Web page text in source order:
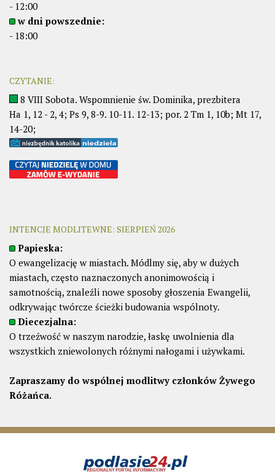
- 12:00
w dni powszednie:
- 18:00
CZYTANIE:
8 VIII Sobota. Wspomnienie św. Dominika, prezbitera
Ha 1, 12 - 2, 4; Ps 9, 8-9. 10-11. 12-13; por. 2 Tm 1, 10b; Mt 17,
14-20;
INTENCJE MODLITEWNE: SIERPIEŃ 2026
Papieska:
O ewangelizację w miastach. Módlmy się, aby w dużych
miastach, często naznaczonych anonimowością i
samotnością, znaleźli nowe sposoby głoszenia Ewangelii,
odkrywając twórcze ścieżki budowania wspólnoty.
Diecezjalna:
O trzeźwość w naszym narodzie, łaskę uwolnienia dla
wszystkich zniewolonych różnymi nałogami i używkami.
Zapraszamy do wspólnej modlitwy członków Żywego
Różańca.